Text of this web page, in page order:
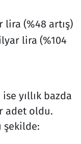
lira (%48 artış)
lira (%104
yıllık bazda
adet oldu.
şekilde: